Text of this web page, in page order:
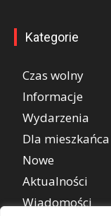
Kategorie
Czas wolny
Informacje
Wydarzenia
Dla mieszkańca
Nowe
Aktualności
Wiadomości